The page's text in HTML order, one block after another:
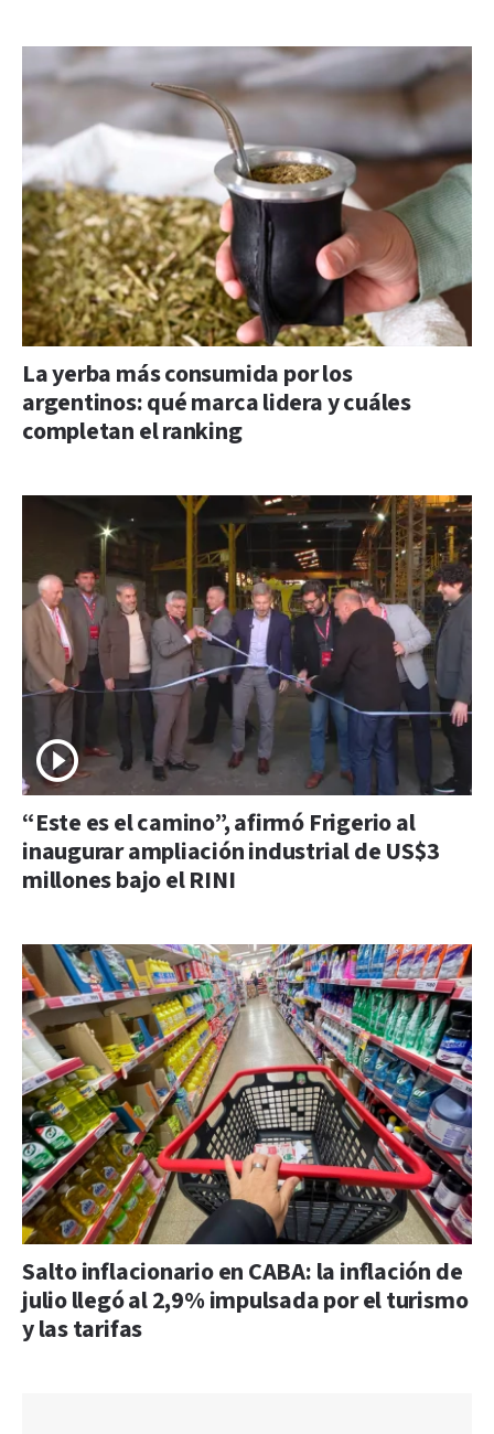
La yerba más consumida por los
argentinos: qué marca lidera y cuáles
completan el ranking
“Este es el camino”, afirmó Frigerio al
inaugurar ampliación industrial de US$3
millones bajo el RINI
Salto inflacionario en CABA: la inflación de
julio llegó al 2,9% impulsada por el turismo
y las tarifas